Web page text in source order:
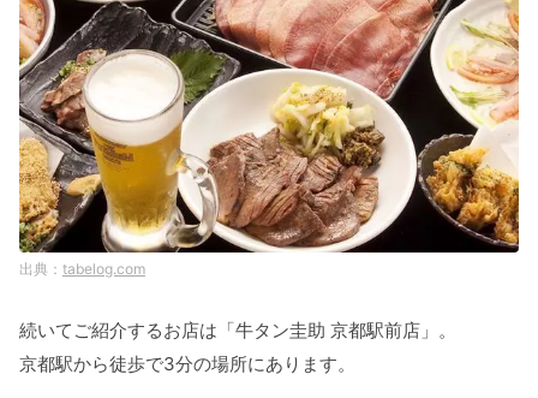
tabelog.com
続いてご紹介するお店は「牛タン圭助 京都駅前店」。
京都駅から徒歩で3分の場所にあります。